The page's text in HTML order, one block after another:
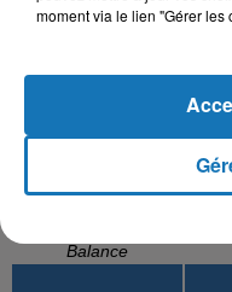
Balance
moment via le lien "Gérer